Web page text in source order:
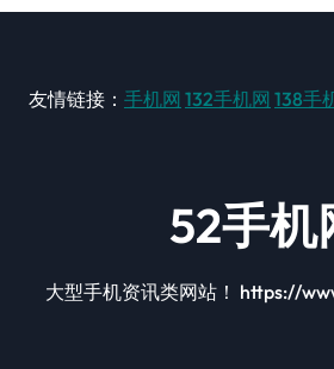
友情链接： 手机网 132手机网 138手
52手机
大型手机资讯类网站！ https://